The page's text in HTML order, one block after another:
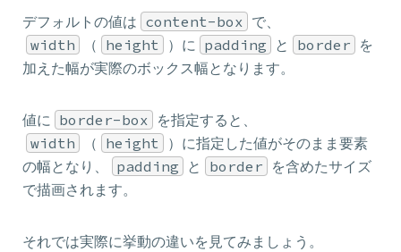
デフォルトの値は content-box で、
width
（ height ）に padding と border を
加えた幅が実際のボックス幅となります。
値に border-box を指定すると、
width
（ height
）に指定した値がそのまま要素
の幅となり、
padding と border を含めたサイズ
で描画されます。
それでは実際に挙動の違いを見てみましょう。